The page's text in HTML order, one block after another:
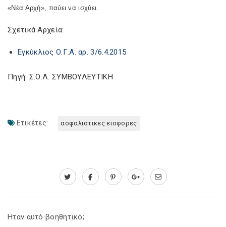
«Νέα Αρχή», παύει να ισχύει.
Σχετικά Αρχεία:
Εγκύκλιος Ο.Γ.Α. αρ. 3/6.4.2015
Πηγή: Σ.Ο.Λ. ΣΥΜΒΟΥΛΕΥΤΙΚΗ
Ετικέτες: ασφαλιστικες εισφορες
Ηταν αυτό βοηθητικό;